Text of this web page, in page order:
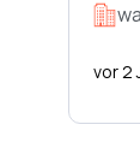
vor 2